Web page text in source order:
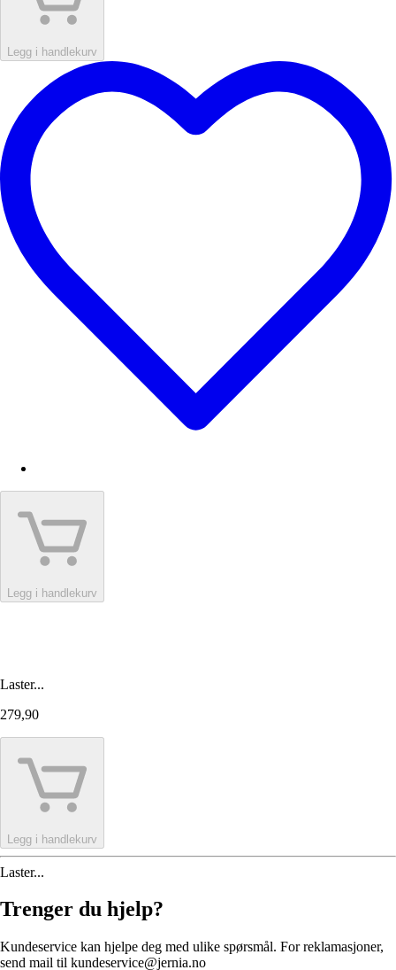
Legg i handlekurv
Legg i handlekurv
Laster...
279,90
Legg i handlekurv
Laster...
Trenger du hjelp?
Kundeservice kan hjelpe deg med ulike spørsmål. For reklamasjoner,
send mail til kundeservice@jernia.no